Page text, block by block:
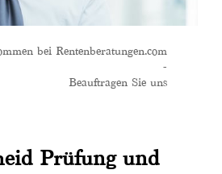
bei Rentenberatungen.com
-
Beauftragen Sie uns
Prüfung und